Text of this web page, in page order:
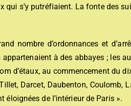
qui s’y putréfiaient. La fonte des
nombre d’ordonnances et
à des abbayes ; les
d’étaux, au commencement du
Darcet, Daubenton, Coulomb,
éloignées de l’intérieur de Paris ».